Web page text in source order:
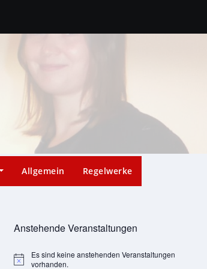
Allgemein Regelwerke
Anstehende Veranstaltungen
Hinweis
Es sind keine anstehenden Veranstaltungen
vorhanden.